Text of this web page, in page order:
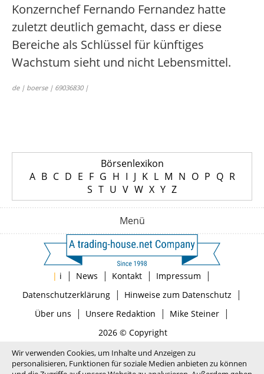
Konzernchef Fernando Fernandez hatte
zuletzt deutlich gemacht, dass er diese
Bereiche als Schlüssel für künftiges
Wachstum sieht und nicht Lebensmittel.
de | boerse | 69036830 |
Börsenlexikon
A B C D E F G H I J K L M N O P Q R
S T U V W X Y Z
Menü
| i | News | Kontakt | Impressum |
Datenschutzerklärung| Hinweise zum Datenschutz |
Über uns | Unsere Redaktion | Mike Steiner|
2026 © Copyright
Wir verwenden Cookies, um Inhalte und Anzeigen zu
personalisieren, Funktionen für soziale Medien anbieten zu können